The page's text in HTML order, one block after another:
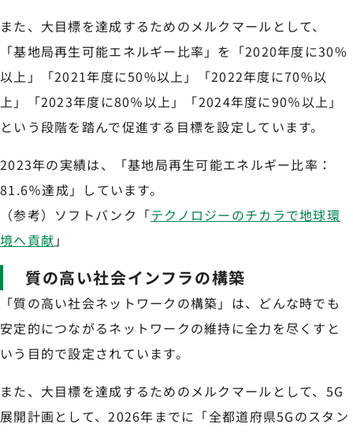
また、大目標を達成するためのメルクマールとして、
「基地局再生可能エネルギー比率」を「2020年度に30%
以上」「2021年度に50%以上」「2022年度に70%以
上」「2023年度に80％以上」「2024年度に90％以上」
という段階を踏んで促進する目標を設定しています。
2023年の実績は、「基地局再生可能エネルギー比率：
81.6％達成」しています。
（参考）ソフトバンク「テクノロジーのチカラで地球環
境へ貢献 」
質の高い社会インフラの構築
「質の高い社会ネットワークの構築」は、どんな時でも
安定的につながるネットワークの維持に全力を尽くすと
いう目的で設定されています。
また、大目標を達成するためのメルクマールとして、5G
展開計画として、2026年までに「全都道府県5Gのスタン